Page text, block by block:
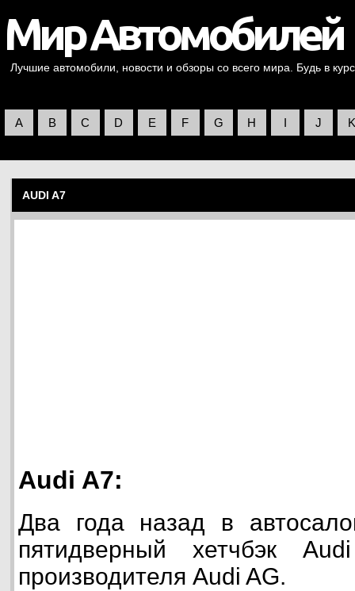
Лучшие автомобили, новости и обзоры со всего мира. Будь в
A B C D E F G H I J K
AUDI A7
Audi A7:
Два года назад в
пятидверный хетчбэк
производителя Audi AG.